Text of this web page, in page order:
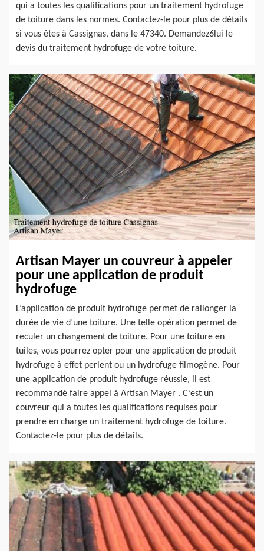
qui a toutes les qualifications pour un traitement hydrofuge
de toiture dans les normes. Contactez-le pour plus de détails
si vous êtes à Cassignas, dans le 47340. Demandez6lui le
devis du traitement hydrofuge de votre toiture.
Artisan Mayer un couvreur à appeler
pour une application de produit
hydrofuge
L’application de produit hydrofuge permet de rallonger la
durée de vie d’une toiture. Une telle opération permet de
reculer un changement de toiture. Pour une toiture en
tuiles, vous pourrez opter pour une application de produit
hydrofuge à effet perlent ou un hydrofuge filmogène. Pour
une application de produit hydrofuge réussie, il est
recommandé faire appel à Artisan Mayer . C’est un
couvreur qui a toutes les qualifications requises pour
prendre en charge un traitement hydrofuge de toiture.
Contactez-le pour plus de détails.